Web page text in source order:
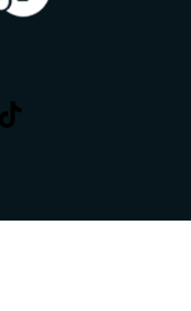
TikTok